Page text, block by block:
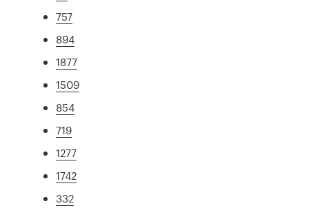
757
894
1877
1509
854
719
1277
1742
332